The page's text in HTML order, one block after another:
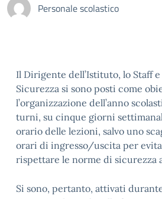
Personale scolastico
Il Dirigente dell’Istituto, lo Staff
Sicurezza si sono posti come
l’organizzazione dell’anno
turni, su cinque giorni
orario delle lezioni, salvo uno
orari di ingresso/uscita per
rispettare le norme di sicurezza
Si sono, pertanto, attivati